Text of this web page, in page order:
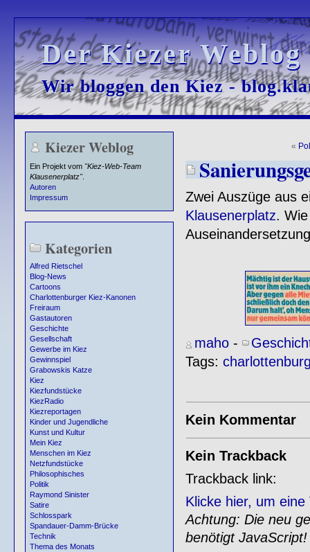
Der Kiezer
Der Kiezer
Wir bloggen den Kiez -
Wir bloggen den Kiez -
Kiezer Weblog
Ein Projekt vom "Kiez-Web-Team
Klausenerplatz".
Autoren
Impressum
Kategorien
Alfred Rietschel
Blog-News
Cartoons
Charlottenburger Kiez-Kanonen
Freiraum
Gastautoren
Geschichte
Gesellschaft
Gewerbe im Kiez
Gewinnspiel
Grabowskis Katze
Kiez
Kiezfundstücke
KiezRadio
Kiezreportagen
Kinder und Jugendliche
Kunst und Kultur
Mein Kiez
Menschen im Kiez
Netzfundstücke
Philosophisches
Politik
Raymond Sinister
Satire
Schlosspark
Spandauer-Damm-Brücke
Technik
Thema des Monats
«
Zwei Auszüge aus
Klausenerplatz.
maho-
Tags:
Kein Kommentar
Kein Trackback
Trackback link:
Klicke hier, um
Achtung: Die neu
benötigt JavaScript!